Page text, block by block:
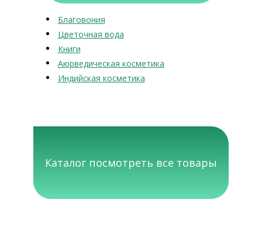
Благовония
Цветочная вода
Книги
Аюрведическая косметика
Индийская косметика
Каталог посмотреть все товары